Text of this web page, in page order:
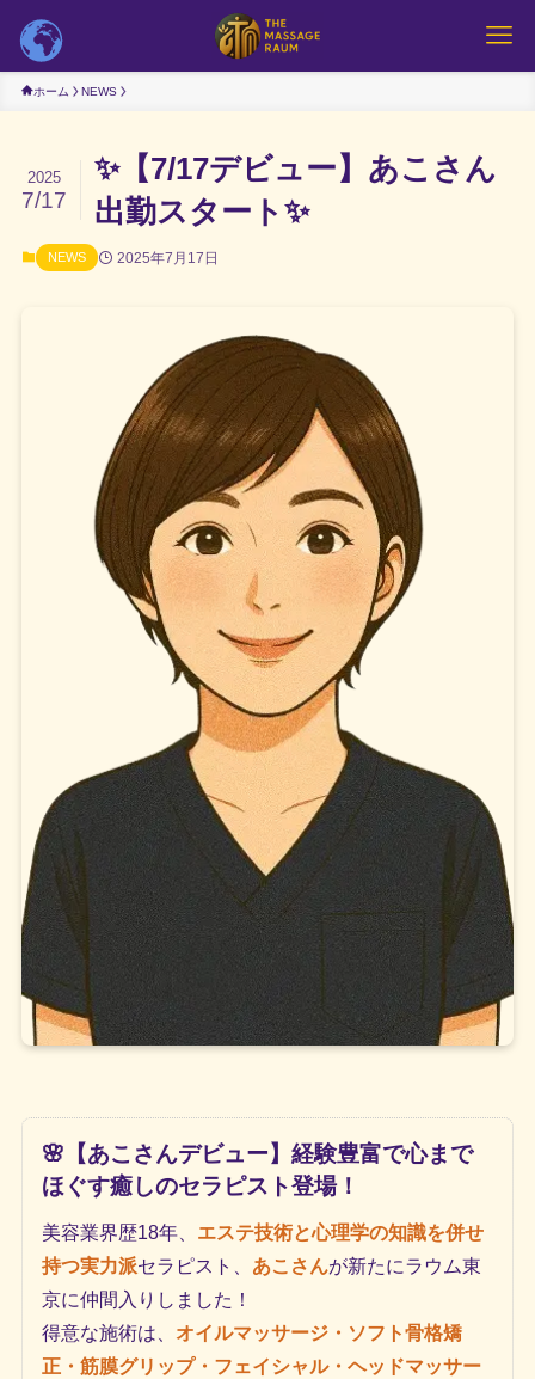
ホーム NEWS
✨【7/17デビュー】あこさん
出勤スタート✨
2025
7/17
NEWS 2025年7月17日
🌸【あこさんデビュー】経験豊富で心まで
ほぐす癒しのセラピスト登場！
美容業界歴18年、 エステ技術と心理学の知識を併せ
持つ実力派セラピスト、 あこさんが新たにラウム東
京に仲間入りしました！
得意な施術は、 オイルマッサージ・ソフト骨格矯
正・筋膜グリップ・フェイシャル・ヘッドマッサー